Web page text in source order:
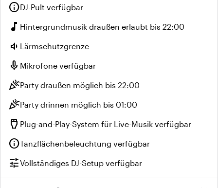
infoDJ-Pult verfügbar
music_note Hintergrundmusik draußen erlaubt bis 22:00
volume_down Lärmschutzgrenze
mic Mikrofone verfügbar
celebrationParty draußen möglich bis 22:00
celebrationParty drinnen möglich bis 01:00
settings_input_hdmi Plug-and-Play-System für Live-Musik verfügbar
infoTanzflächenbeleuchtung verfügbar
tuneVollständiges DJ-Setup verfügbar